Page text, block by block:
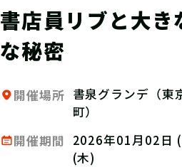
書店員リブと大き
な秘密
開催場所 書泉グランデ（東
町）
開催期間
2026年01月02日
(木)